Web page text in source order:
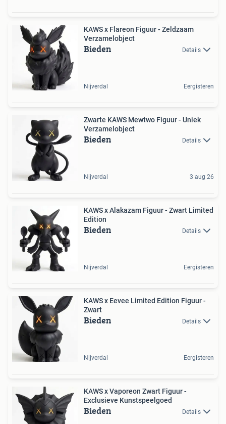
KAWS x Flareon Figuur - Zeldzaam
Verzamelobject
Bieden Details
Nijverdal Eergisteren
Zwarte KAWS Mewtwo Figuur - Uniek
Verzamelobject
Bieden Details
Nijverdal 3 aug 26
KAWS x Alakazam Figuur - Zwart Limited
Edition
Bieden Details
Nijverdal Eergisteren
KAWS x Eevee Limited Edition Figuur -
Zwart
Bieden Details
Nijverdal Eergisteren
KAWS x Vaporeon Zwart Figuur -
Exclusieve Kunstspeelgoed
Bieden Details